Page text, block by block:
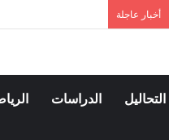
أخبار عاجلة
التحاليل الدراسات